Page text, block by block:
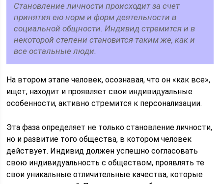
Становление личности происходит за счет
принятия ею норм и форм деятельности в
социальной общности. Индивид стремится и в
некоторой степени становится таким же, как и
все остальные люди.
На втором этапе человек, осознавая, что он «как все»,
ищет, находит и проявляет свои индивидуальные
особенности, активно стремится к персонализации.
Эта фаза определяет не только становление личности,
но и развитие того общества, в котором человек
действует. Индивид должен успешно согласовать
свою индивидуальность с обществом, проявлять те
свои уникальные отличительные качества, которые